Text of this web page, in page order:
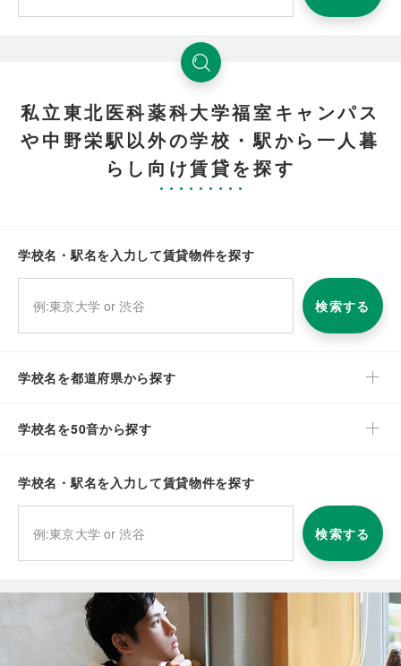
私立東北医科薬科大学福室キャンパス
や中野栄駅以外の学校・駅から一人暮
らし向け賃貸を探す
学校名・駅名を入力して賃貸物件を探す
検索する
学校名を都道府県から探す
学校名を50音から探す
学校名・駅名を入力して賃貸物件を探す
検索する